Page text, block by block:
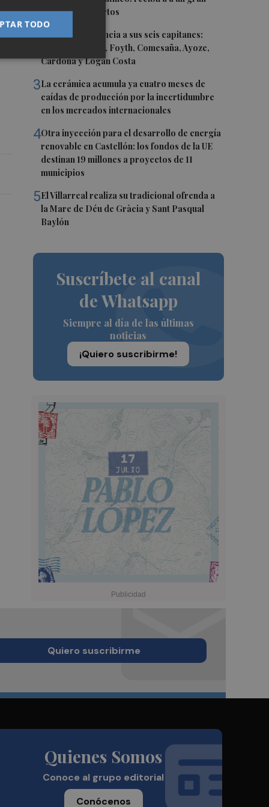
equipo de expertos
2El Villarreal anuncia a sus seis capitanes:
Gerard Moreno, Foyth, Comesaña, Ayoze,
Cardona y Logan Costa
3La cerámica acumula ya cuatro meses de
caídas de producción por la incertidumbre
en los mercados internacionales
4Otra inyección para el desarrollo de energía
renovable en Castellón: los fondos de la UE
destinan 19 millones a proyectos de 11
municipios
5El Villarreal realiza su tradicional ofrenda a
la Mare de Déu de Gràcia y Sant Pasqual
Baylón
Suscríbete al canal
de Whatsapp
Siempre al día de las últimas
noticias
¡Quiero suscribirme!
Quiero suscribirme
Quienes Somos
Conoce al grupo editorial
Conócenos
TODO